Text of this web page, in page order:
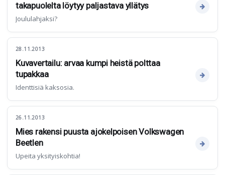
takapuolelta löytyy paljastava yllätys
Joululahjaksi?
28.11.2013
Kuvavertailu: arvaa kumpi heistä polttaa
tupakkaa
Identtisiä kaksosia.
26.11.2013
Mies rakensi puusta ajokelpoisen Volkswagen
Beetlen
Upeita yksityiskohtia!